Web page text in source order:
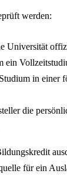
werden:
Universität
ein
in einer
die
für ein